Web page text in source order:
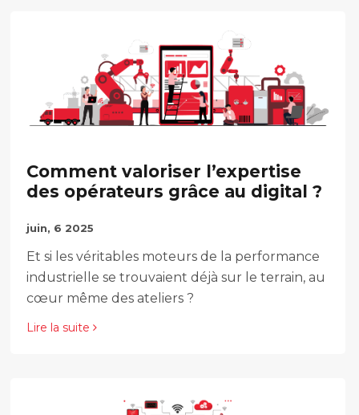
Comment valoriser l’expertise
des opérateurs grâce au digital ?
juin, 6 2025
Et si les véritables moteurs de la performance
industrielle se trouvaient déjà sur le terrain, au
cœur même des ateliers ?
Lire la suite